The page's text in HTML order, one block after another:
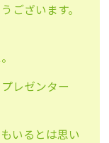
ございます。
レゼンター
いるとは思い